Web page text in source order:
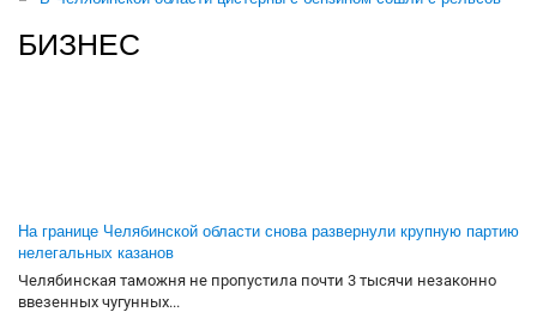
БИЗНЕС
На границе Челябинской области снова развернули крупную партию
нелегальных казанов
Челябинская таможня не пропустила почти 3 тысячи незаконно
ввезенных чугунных...